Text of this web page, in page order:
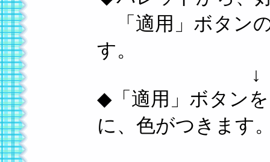
「適用」ボタン
す。
↓
◆「適用」ボタン
に、色がつきます